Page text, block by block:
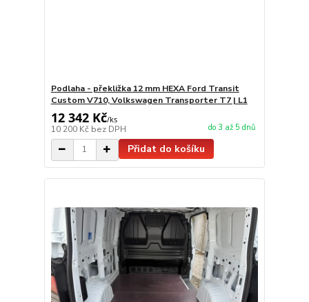
Podlaha - překližka 12 mm HEXA Ford Transit
Custom V710, Volkswagen Transporter T7 | L1
12 342 Kč/ks
10 200 Kč bez DPH do 3 až 5 dnů
Přidat do košíku